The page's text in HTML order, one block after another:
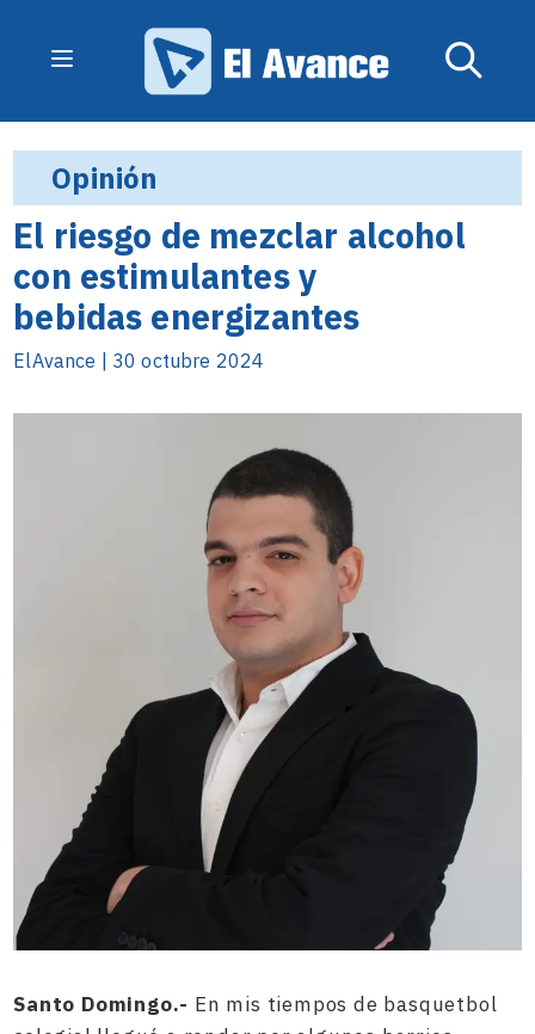
Opinión
El riesgo de mezclar alcohol
con estimulantes y
bebidas energizantes
ElAvance | 30 octubre 2024
Santo Domingo.- En mis tiempos de basquetbol